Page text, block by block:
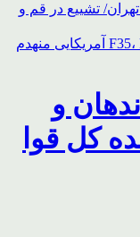
انقلاب؛ 13 تیر در تهران/ تشییع در قم و
محل استقرار جنگنده های F35، F15، F16 آمریکایی منهدم
و
کل قوا